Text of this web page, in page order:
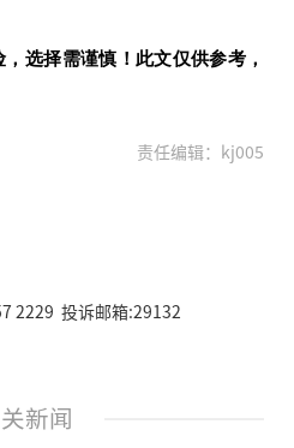
选择需谨慎！此文仅供参考，
责任编辑：kj005
2229 投诉邮箱:29132
新闻